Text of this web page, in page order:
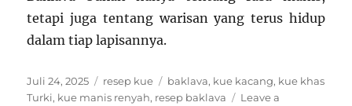
tetapi juga tentang warisan yang terus hidup
dalam tiap lapisannya.
Posted
on
Juli 24, 2025 Categories
resep kue Tags
baklava, kue kacang, kue khas
Turki, kue manis renyah, resep baklava
Leave a